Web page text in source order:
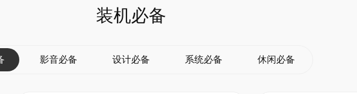
装机必备
影音必备 设计必备 系统必备 休闲必备